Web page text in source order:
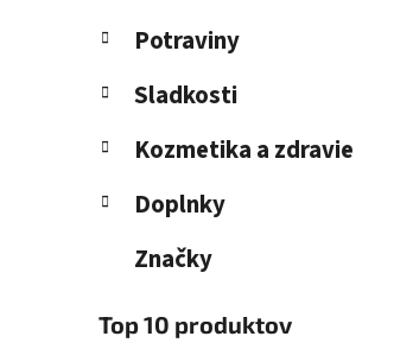
Potraviny
Sladkosti
Kozmetika a zdravie
Doplnky
Značky
Top 10 produktov